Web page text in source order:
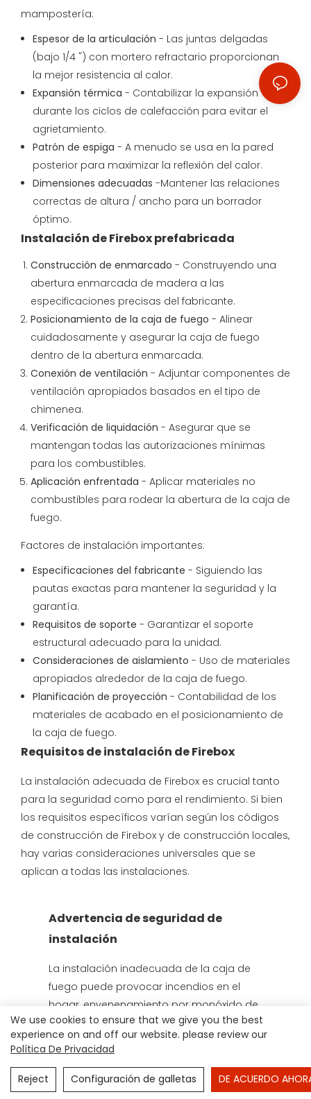
mampostería:
Espesor de la articulación - Las juntas delgadas
(bajo 1/4 ") con mortero refractario proporcionan
la mejor resistencia al calor.
Expansión térmica - Contabilizar la expansión
durante los ciclos de calefacción para evitar el
agrietamiento.
Patrón de espiga - A menudo se usa en la pared
posterior para maximizar la reflexión del calor.
Dimensiones adecuadas -Mantener las relaciones
correctas de altura / ancho para un borrador
óptimo.
Instalación de Firebox prefabricada
Construcción de enmarcado - Construyendo una
abertura enmarcada de madera a las
especificaciones precisas del fabricante.
Posicionamiento de la caja de fuego - Alinear
cuidadosamente y asegurar la caja de fuego
dentro de la abertura enmarcada.
Conexión de ventilación - Adjuntar componentes de
ventilación apropiados basados en el tipo de
chimenea.
Verificación de liquidación - Asegurar que se
mantengan todas las autorizaciones mínimas
para los combustibles.
Aplicación enfrentada - Aplicar materiales no
combustibles para rodear la abertura de la caja de
fuego.
Factores de instalación importantes:
Especificaciones del fabricante - Siguiendo las
pautas exactas para mantener la seguridad y la
garantía.
Requisitos de soporte - Garantizar el soporte
estructural adecuado para la unidad.
Consideraciones de aislamiento - Uso de materiales
apropiados alrededor de la caja de fuego.
Planificación de proyección - Contabilidad de los
materiales de acabado en el posicionamiento de
la caja de fuego.
Requisitos de instalación de Firebox
La instalación adecuada de Firebox es crucial tanto
para la seguridad como para el rendimiento. Si bien
los requisitos específicos varían según los códigos
de construcción de Firebox y de construcción locales,
hay varias consideraciones universales que se
aplican a todas las instalaciones.
Advertencia de seguridad de
instalación
La instalación inadecuada de la caja de
fuego puede provocar incendios en el
hogar, envenenamiento por monóxido de
carbono y otros riesgos de seguridad
graves. Muchas jurisdicciones requieren
cajas de fuego. Siempre consulte los
códigos de construcción locales y
We use cookies to ensure that we give you the best
experience on and off our website. please review our
Política De Privacidad
Reject Configuración de galletas DE ACUERDO